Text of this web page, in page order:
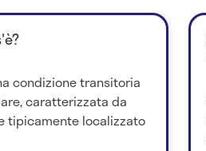
condizione transitoria
caratterizzata da
tipicamente localizzato